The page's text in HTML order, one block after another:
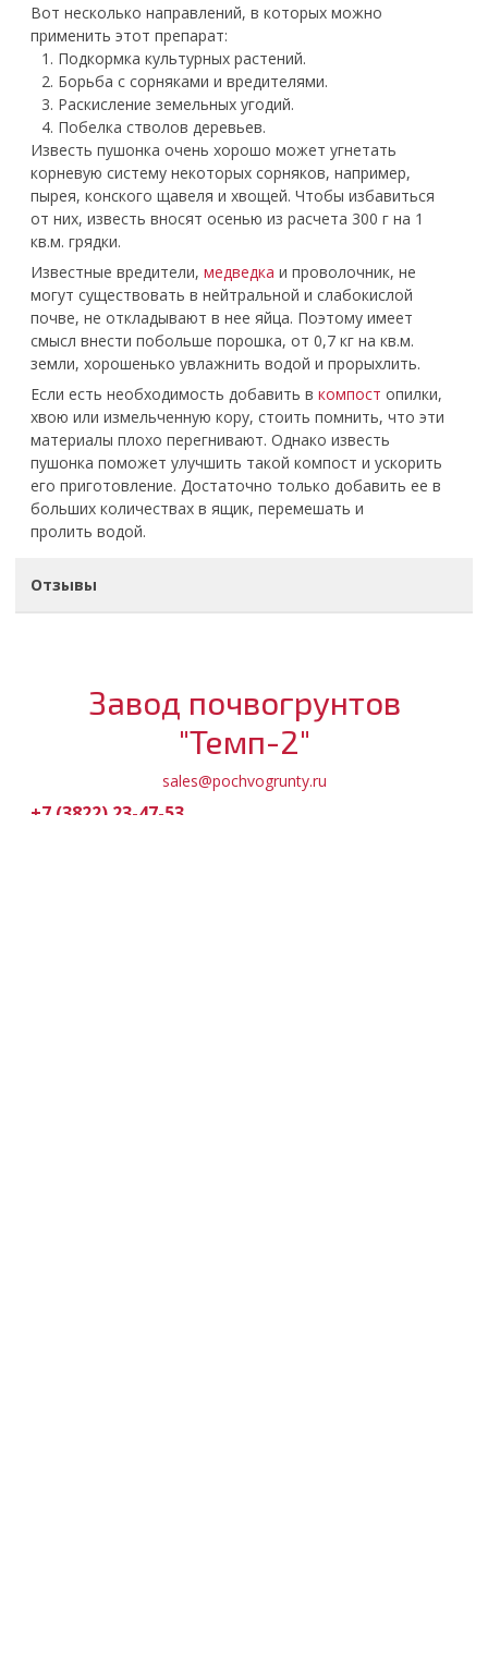
Вот несколько направлений, в которых можно
применить этот препарат:
Подкормка культурных растений.
Борьба с сорняками и вредителями.
Раскисление земельных угодий.
Побелка стволов деревьев.
Известь пушонка очень хорошо может угнетать
корневую систему некоторых сорняков, например,
пырея, конского щавеля и хвощей. Чтобы избавиться
от них, известь вносят осенью из расчета 300 г на 1
кв.м. грядки.
Известные вредители,медведка и проволочник, не
могут существовать в нейтральной и слабокислой
почве, не откладывают в нее яйца. Поэтому имеет
смысл внести побольше порошка, от 0,7 кг на кв.м.
земли, хорошенько увлажнить водой и прорыхлить.
Если есть необходимость добавить в компост опилки,
хвою или измельченную кору, стоить помнить, что эти
материалы плохо перегнивают. Однако известь
пушонка поможет улучшить такой компост и ускорить
его приготовление. Достаточно только добавить ее в
больших количествах в ящик, перемешать и
пролить водой.
Отзывы
Завод почвогрунтов
"Темп-2"
sales@pochvogrunty.ru
+7 (3822) 23-47-53